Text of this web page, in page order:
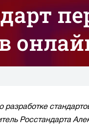
разработке
Росстандарта